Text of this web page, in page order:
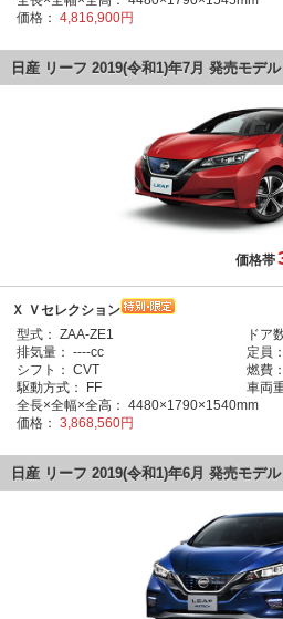
価格： 4,816,900円
日産 リーフ 2019(令和1)年7月 発売モデル
価格帯
Ｘ Ｖセレクション
型式： ZAA-ZE1 ドア
排気量： ----cc 定員：
シフト： CVT 燃費：
駆動方式：
FF 車両
全長×全幅×全高： 4480×1790×1540mm
価格： 3,868,560円
日産 リーフ 2019(令和1)年6月 発売モデル